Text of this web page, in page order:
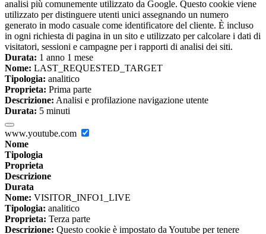
analisi più comunemente utilizzato da Google. Questo cookie viene
utilizzato per distinguere utenti unici assegnando un numero
generato in modo casuale come identificatore del cliente. È incluso
in ogni richiesta di pagina in un sito e utilizzato per calcolare i dati di
visitatori, sessioni e campagne per i rapporti di analisi dei siti.
Durata: 1 anno 1 mese
Nome: LAST_REQUESTED_TARGET
Tipologia: analitico
Proprieta: Prima parte
Descrizione: Analisi e profilazione navigazione utente
Durata: 5 minuti
www.youtube.com
Nome
Tipologia
Proprieta
Descrizione
Durata
Nome: VISITOR_INFO1_LIVE
Tipologia: analitico
Proprieta: Terza parte
Descrizione: Questo cookie è impostato da Youtube per tenere